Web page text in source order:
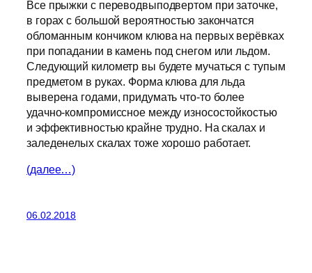
Все прыжки с переводвыподвертом при заточке,
в горах с большой вероятностью закончатся
обломанным кончиком клюва на первых верёвках
при попадании в камень под снегом или льдом.
Следующий километр вы будете мучаться с тупым
предметом в руках. Форма клюва для льда
выверена годами, придумать что-то более
удачно-компромиссное между износостойкостью
и эффективностью крайне трудно. На скалах и
заледенелых скалах тоже хорошо работает.
(далее…)
06.02.2018